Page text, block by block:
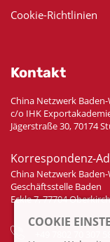
Cookie-Richtlinien
Kontakt
China Netzwerk
c/o IHK
Jägerstraße 30, 70174
Korrespondenz-
China Netzwerk
Geschäftsstelle Baden
Eckle 7, 77704 Oberkirch
COOKIE